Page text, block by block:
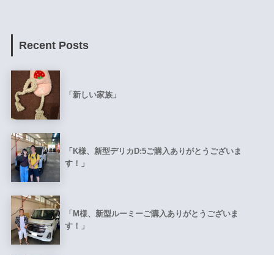
Recent Posts
「新しい家族」
「K様、新型デリカD:5ご購入ありがとうございま
す！」
「M様、新型ルーミーご購入ありがとうございま
す！」